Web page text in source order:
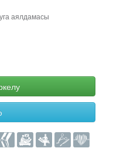
аялдамасы
KZT